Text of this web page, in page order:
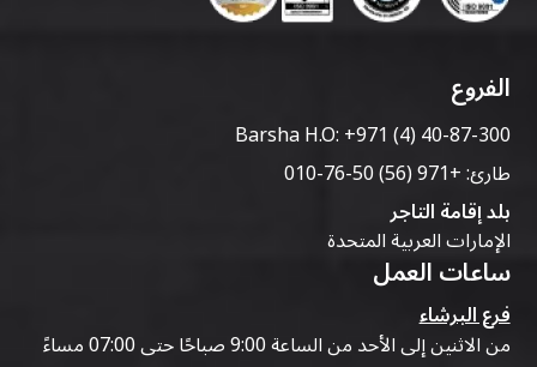
الفروع
Barsha H.O:+971 (4) 40-87-300
طارئ:+971 (56) 50-76-010
بلد إقامة التاجر
الإمارات العربية المتحدة
ساعات العمل
فرع البرشاء
من الاثنين إلى الأحد من الساعة 9:00 صباحًا حتى 07:00 مساءً